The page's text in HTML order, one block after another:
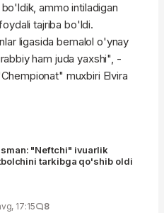
ammo intiladigan
tajriba bo'ldi.
ligasida bemalol o'ynay
ham juda yaxshi", -
muxbiri Elvira
"Neftchi" ivuarlik
tarkibga qo'shib oldi
17:15 8